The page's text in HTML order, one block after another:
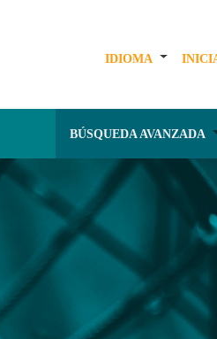
IDIOMA
BÚSQUEDA AVANZADA